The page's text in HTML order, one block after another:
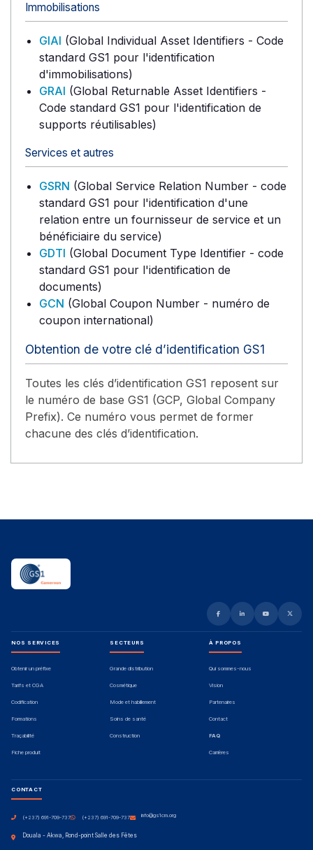
Immobilisations
GIAI (Global Individual Asset Identifiers - Code
standard GS1 pour l'identification
d'immobilisations)
GRAI (Global Returnable Asset Identifiers -
Code standard GS1 pour l'identification de
supports réutilisables)
Services et autres
GSRN (Global Service Relation Number - code
standard GS1 pour l'identification d'une
relation entre un fournisseur de service et un
bénéficiaire du service)
GDTI (Global Document Type Identifier - code
standard GS1 pour l'identification de
documents)
GCN (Global Coupon Number - numéro de
coupon international)
Obtention de votre clé d’identification GS1
Toutes les clés d’identification GS1 reposent sur
le numéro de base GS1 (GCP, Global Company
Prefix). Ce numéro vous permet de former
chacune des clés d’identification.
NOS SERVICES
Obtenir un préfixe
Tarifs et CGA
Codification
Formations
Traçabilité
Fiche produit
SECTEURS
Grande distribution
Cosmétique
Mode et habillement
Soins de santé
Construction
À PROPOS
Qui sommes-nous
Vision
Partenaires
Contact
FAQ
Carrières
CONTACT
(+237) 691-709-737 (+237) 691-709-737 info@gs1cm.org
Douala - Akwa, Rond-point Salle des Fêtes